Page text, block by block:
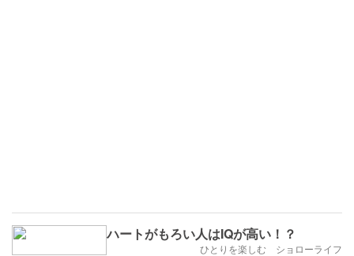
ハートがもろい人はIQが高い！？
ひとりを楽しむ ショローライフ